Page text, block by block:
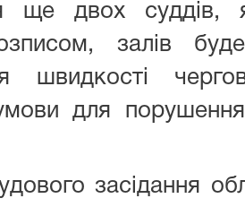
ще двох суддів,
залів
швидкості
для
засідання